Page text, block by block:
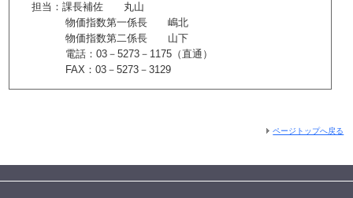
担当：課長補佐 丸山
物価指数第一係長 嶋北
物価指数第二係長 山下
電話：03－5273－1175（直通）
FAX：03－5273－3129
ページトップへ戻る